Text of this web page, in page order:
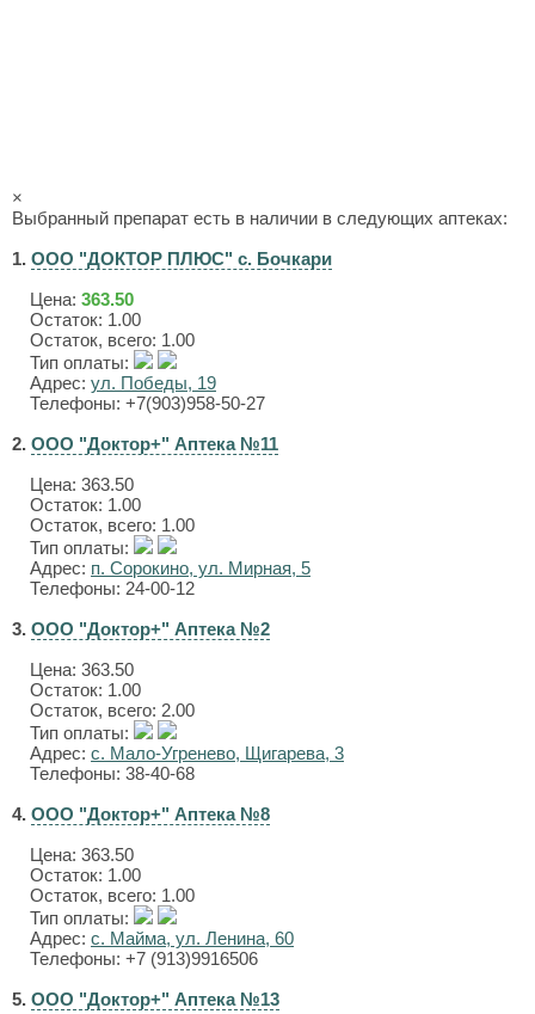
×
Выбранный препарат есть в наличии в следующих аптеках:
1. ООО "ДОКТОР ПЛЮС" с. Бочкари
Цена: 363.50
Остаток: 1.00
Остаток, всего: 1.00
Тип оплаты:
Адрес: ул. Победы, 19
Телефоны: +7(903)958-50-27
2. ООО "Доктор+" Аптека №11
Цена: 363.50
Остаток: 1.00
Остаток, всего: 1.00
Тип оплаты:
Адрес: п. Сорокино, ул. Мирная, 5
Телефоны: 24-00-12
3. ООО "Доктор+" Аптека №2
Цена: 363.50
Остаток: 1.00
Остаток, всего: 2.00
Тип оплаты:
Адрес: с. Мало-Угренево, Щигарева, 3
Телефоны: 38-40-68
4. ООО "Доктор+" Аптека №8
Цена: 363.50
Остаток: 1.00
Остаток, всего: 1.00
Тип оплаты:
Адрес: с. Майма, ул. Ленина, 60
Телефоны: +7 (913)9916506
5. ООО "Доктор+" Аптека №13